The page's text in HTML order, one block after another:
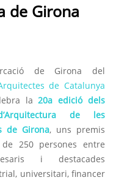
de Girona
de Girona del
de Catalunya
la20a edició dels
de les
de Girona, uns premis
250 persones entre
i destacades
universitari, financer